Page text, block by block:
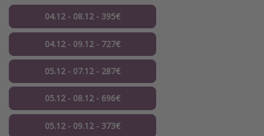
04.12 - 08.12 - 395€
04.12 - 09.12 - 727€
05.12 - 07.12 - 287€
05.12 - 08.12 - 696€
05.12 - 09.12 - 373€